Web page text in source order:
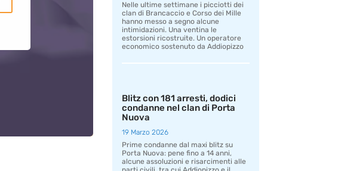
Nelle ultime settimane i picciotti dei
clan di Brancaccio e Corso dei Mille
hanno messo a segno alcune
intimidazioni. Una ventina le
estorsioni ricostruite. Un operatore
economico sostenuto da Addiopizzo
Blitz con 181 arresti, dodici
condanne nel clan di Porta
Nuova
19 Marzo 2026
Prime condanne dal maxi blitz su
Porta Nuova: pene fino a 14 anni,
alcune assoluzioni e risarcimenti alle